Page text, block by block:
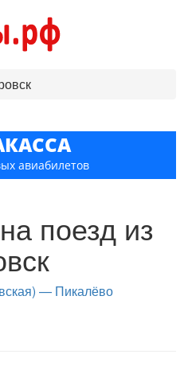
авиабилетов
поезд из
— Пикалёво